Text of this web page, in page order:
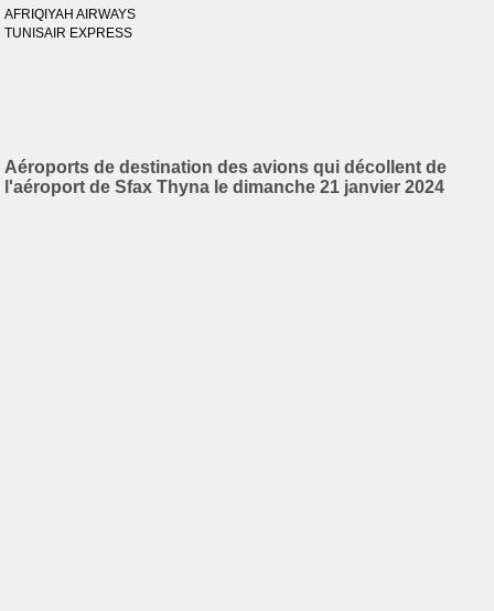
AFRIQIYAH AIRWAYS
TUNISAIR EXPRESS
Aéroports de destination des avions qui décollent de
l'aéroport de Sfax Thyna le dimanche 21 janvier 2024